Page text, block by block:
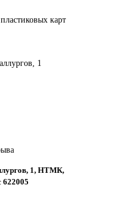
карт
1
1, НТМК,